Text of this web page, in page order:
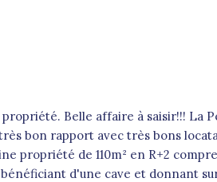
Belle affaire à saisir!!! La
bon rapport avec très bons
propriété de 110m² en R+2
d'une cave et donnant